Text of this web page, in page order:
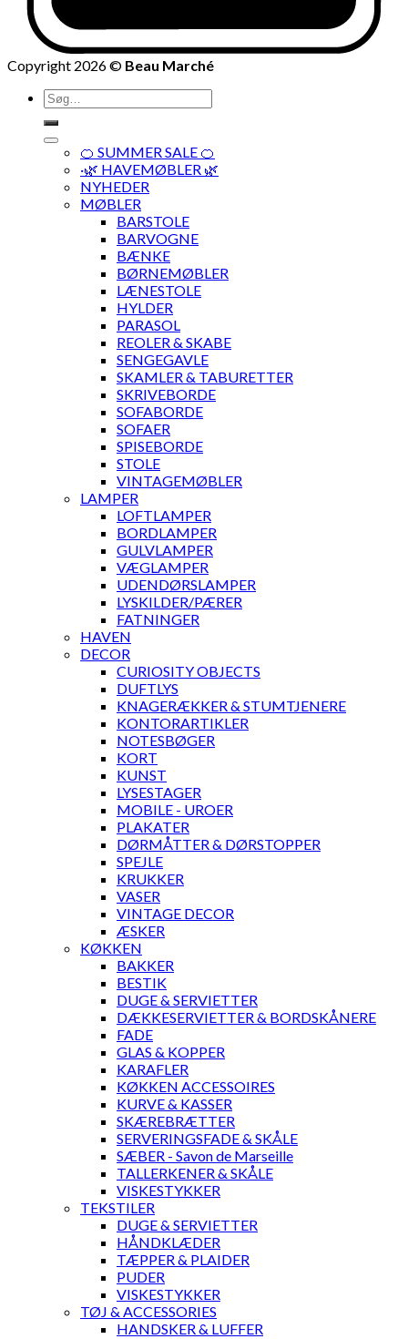
Copyright 2026 © Beau Marché
Søg
efter:
🍊 SUMMER SALE 🍊
·🌿 HAVEMØBLER 🌿
NYHEDER
MØBLER
BARSTOLE
BARVOGNE
BÆNKE
BØRNEMØBLER
LÆNESTOLE
HYLDER
PARASOL
REOLER & SKABE
SENGEGAVLE
SKAMLER & TABURETTER
SKRIVEBORDE
SOFABORDE
SOFAER
SPISEBORDE
STOLE
VINTAGEMØBLER
LAMPER
LOFTLAMPER
BORDLAMPER
GULVLAMPER
VÆGLAMPER
UDENDØRSLAMPER
LYSKILDER/PÆRER
FATNINGER
HAVEN
DECOR
CURIOSITY OBJECTS
DUFTLYS
KNAGERÆKKER & STUMTJENERE
KONTORARTIKLER
NOTESBØGER
KORT
KUNST
LYSESTAGER
MOBILE - UROER
PLAKATER
DØRMÅTTER & DØRSTOPPER
SPEJLE
KRUKKER
VASER
VINTAGE DECOR
ÆSKER
KØKKEN
BAKKER
BESTIK
DUGE & SERVIETTER
DÆKKESERVIETTER & BORDSKÅNERE
FADE
GLAS & KOPPER
KARAFLER
KØKKEN ACCESSOIRES
KURVE & KASSER
SKÆREBRÆTTER
SERVERINGSFADE & SKÅLE
SÆBER - Savon de Marseille
TALLERKENER & SKÅLE
VISKESTYKKER
TEKSTILER
DUGE & SERVIETTER
HÅNDKLÆDER
TÆPPER & PLAIDER
PUDER
VISKESTYKKER
TØJ & ACCESSORIES
HANDSKER & LUFFER